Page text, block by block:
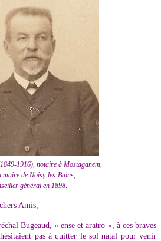
1916), notaire à Mostaganem,
maire de Noisy-les-Bains,
général en 1898.
Amis,
Bugeaud, « ense et aratro », à ces braves
pas à quitter le sol natal pour venir